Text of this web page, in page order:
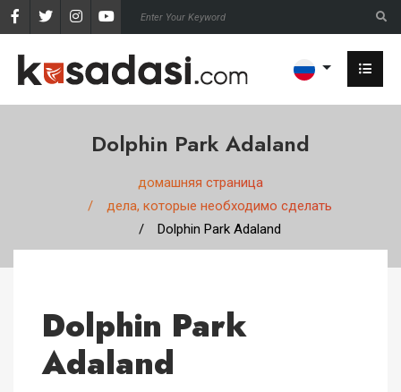
Dolphin Park Adaland
домашняя страница
дела, которые необходимо сделать
Dolphin Park Adaland
Dolphin Park
Adaland